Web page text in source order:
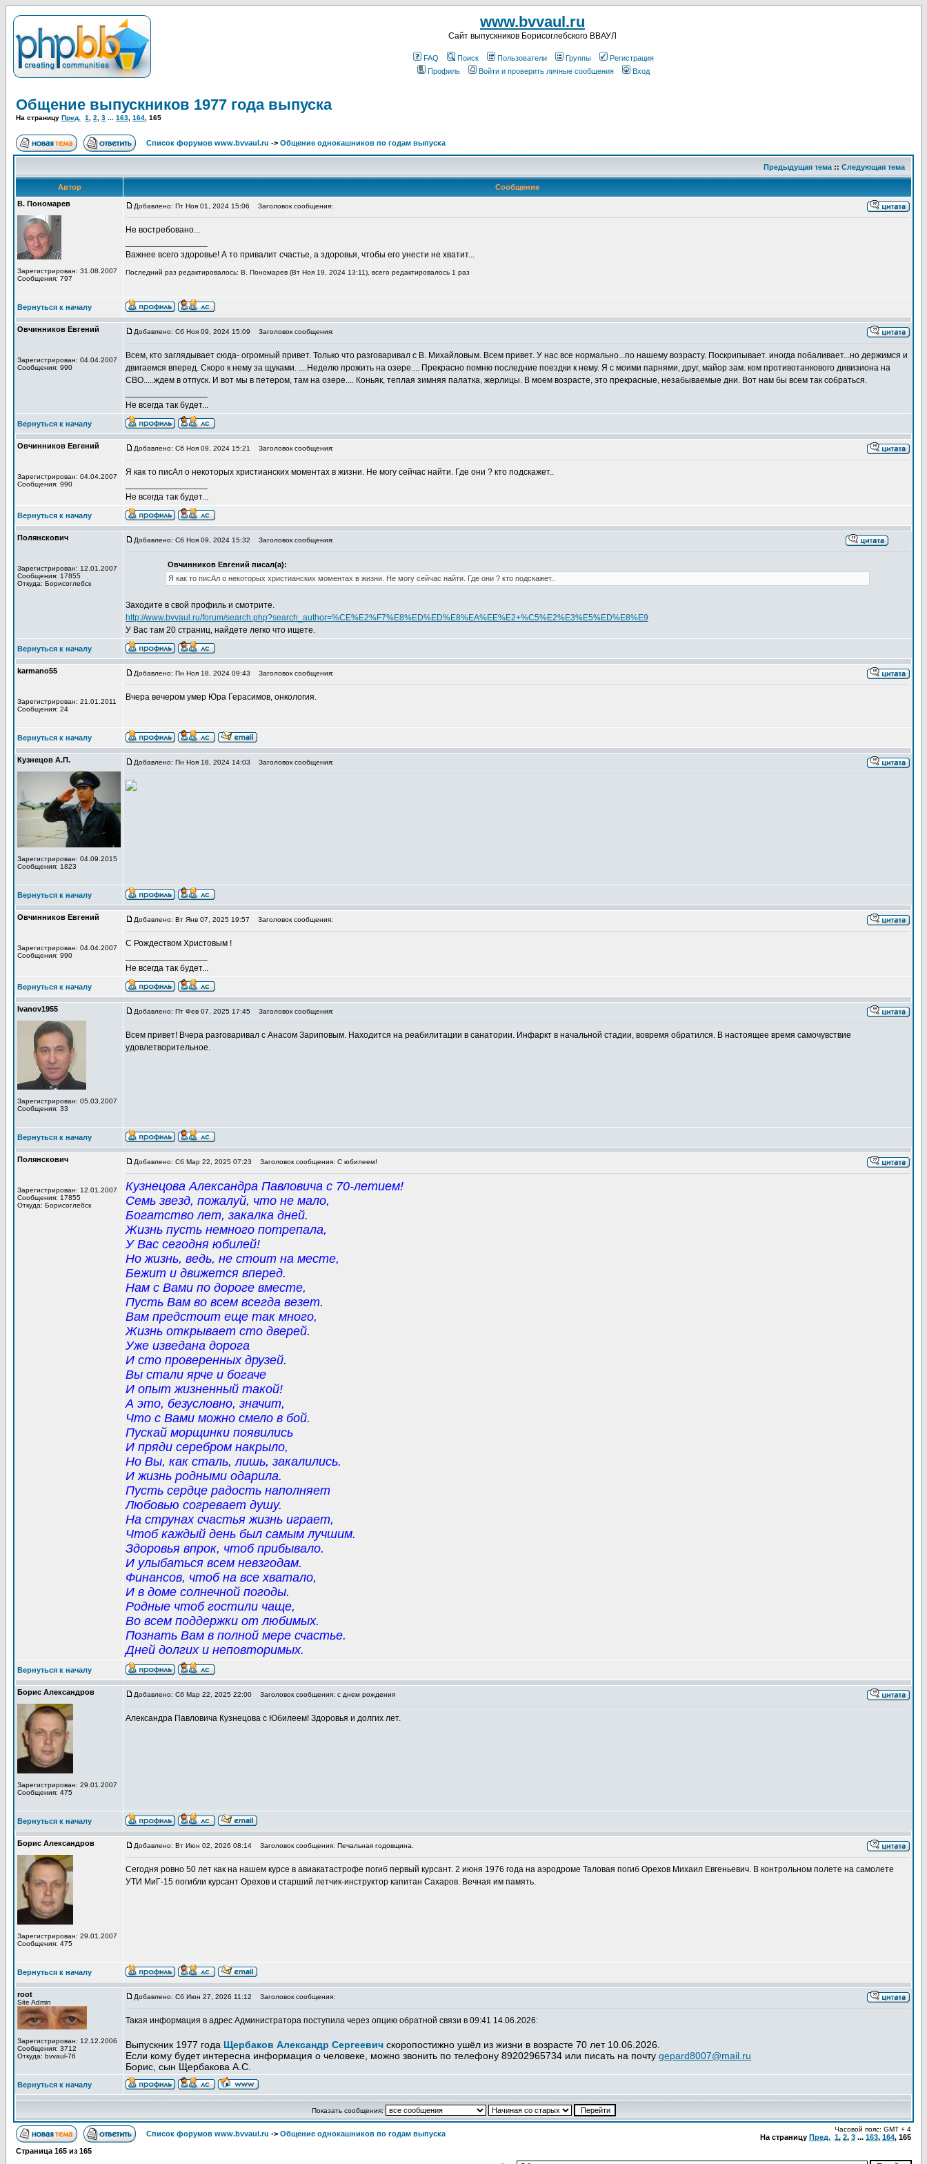
www.bvvaul.ru
Cайт выпускников Борисоглебского ВВАУЛ
FAQ Поиск Пользователи Группы
Регистрация
Профиль
Войти и проверить личные сообщения Вход
Общение выпускников 1977 года выпуска
На страницу Пред. 1 2 3 163 164 165
Список форумов www.bvvaul.ru -> Общение однокашников по годам выпуска
Предыдущая тема :: Следующая тема
Автор
Сообщение
В. Пономарев
Зарегистрирован: 31.08.2007
Сообщения: 797
Добавлено: Пт Ноя 01, 2024 15:06 Заголовок сообщения:
Не востребовано...
Важнее всего здоровье! А то привалит счастье, а здоровья, чтобы его унести не хватит...
Последний раз редактировалось: В. Пономарев (Вт Ноя 19, 2024 13:11), всего редактировалось 1 раз
Вернуться к началу
Овчинников Евгений
Зарегистрирован: 04.04.2007
Сообщения: 990
Добавлено: Сб Ноя 09, 2024 15:09 Заголовок сообщения:
Всем, кто заглядывает сюда- огромный привет. Только что разговаривал с В. Михайловым. Всем привет. У нас все нормально...по нашему возрасту. Поскрипывает. иногда побаливает...но держимся и
двигаемся вперед. Скоро к нему за щуками. ....Неделю прожить на озере.... Прекрасно помню последние поездки к нему. Я с моими парнями, друг, майор зам. ком противотанкового дивизиона на
СВО.....ждем в отпуск. И вот мы в петером, там на озере.... Коньяк, теплая зимняя палатка, жерлицы. В моем возрасте, это прекрасные, незабываемые дни. Вот нам бы всем так собраться.
Не всегда так будет...
Вернуться к началу
Овчинников Евгений
Зарегистрирован: 04.04.2007
Сообщения: 990
Добавлено: Сб Ноя 09, 2024 15:21 Заголовок сообщения:
Я как то писАл о некоторых христианских моментах в жизни. Не могу сейчас найти. Где они ? кто подскажет..
Не всегда так будет...
Вернуться к началу
Полянскович
Зарегистрирован: 12.01.2007
Сообщения: 17855
Откуда: Борисоглебск
Добавлено: Сб Ноя 09, 2024 15:32 Заголовок сообщения:
Овчинников Евгений писал(а):
Я как то писАл о некоторых христианских моментах в жизни. Не могу сейчас найти. Где они ? кто подскажет..
Заходите в свой профиль и смотрите.
http://www.bvvaul.ru/forum/search.php?search_author=%CE%E2%F7%E8%ED%ED%E8%EA%EE%E2+%C5%E2%E3%E5%ED%E8%E9
У Вас там 20 страниц, найдете легко что ищете.
Вернуться к началу
karmano55
Зарегистрирован: 21.01.2011
Сообщения: 24
Добавлено: Пн Ноя 18, 2024 09:43 Заголовок сообщения:
Вчера вечером умер Юра Герасимов, онкология.
Вернуться к началу
Кузнецов А.П.
Зарегистрирован: 04.09.2015
Сообщения: 1823
Добавлено: Пн Ноя 18, 2024 14:03 Заголовок сообщения:
Вернуться к началу
Овчинников Евгений
Зарегистрирован: 04.04.2007
Сообщения: 990
Добавлено: Вт Янв 07, 2025 19:57 Заголовок сообщения:
С Рождеством Христовым !
Не всегда так будет...
Вернуться к началу
Ivanov1955
Зарегистрирован: 05.03.2007
Сообщения: 33
Добавлено: Пт Фев 07, 2025 17:45 Заголовок сообщения:
Всем привет! Вчера разговаривал с Анасом Зариповым. Находится на реабилитации в санатории. Инфаркт в начальной стадии, вовремя обратился. В настоящее время самочувствие
удовлетворительное.
Вернуться к началу
Полянскович
Зарегистрирован: 12.01.2007
Сообщения: 17855
Откуда: Борисоглебск
Добавлено: Сб Мар 22, 2025 07:23 Заголовок сообщения: С юбилеем!
Кузнецова Александра Павловича с 70-летием!
Семь звезд, пожалуй, что не мало,
Богатство лет, закалка дней.
Жизнь пусть немного потрепала,
У Вас сегодня юбилей!
Но жизнь, ведь, не стоит на месте,
Бежит и движется вперед.
Нам с Вами по дороге вместе,
Пусть Вам во всем всегда везет.
Вам предстоит еще так много,
Жизнь открывает сто дверей.
Уже изведана дорога
И сто проверенных друзей.
Вы стали ярче и богаче
И опыт жизненный такой!
А это, безусловно, значит,
Что с Вами можно смело в бой.
Пускай морщинки появились
И пряди серебром накрыло,
Но Вы, как сталь, лишь, закалились.
И жизнь родными одарила.
Пусть сердце радость наполняет
Любовью согревает душу.
На струнах счастья жизнь играет,
Чтоб каждый день был самым лучшим.
Здоровья впрок, чтоб прибывало.
И улыбаться всем невзгодам.
Финансов, чтоб на все хватало,
И в доме солнечной погоды.
Родные чтоб гостили чаще,
Во всем поддержки от любимых.
Познать Вам в полной мере счастье.
Дней долгих и неповторимых.
Вернуться к началу
Борис Александров
Зарегистрирован: 29.01.2007
Сообщения: 475
Добавлено: Сб Мар 22, 2025 22:00 Заголовок сообщения: с днем рождения
Александра Павловича Кузнецова с Юбилеем! Здоровья и долгих лет.
Вернуться к началу
Борис Александров
Зарегистрирован: 29.01.2007
Сообщения: 475
Добавлено: Вт Июн 02, 2026 08:14 Заголовок сообщения: Печальная годовщина.
Сегодня ровно 50 лет как на нашем курсе в авиакатастрофе погиб первый курсант. 2 июня 1976 года на аэродроме Таловая погиб Орехов Михаил Евгеньевич. В контрольном полете на самолете
УТИ МиГ-15 погибли курсант Орехов и старший летчик-инструктор капитан Сахаров. Вечная им память.
Вернуться к началу
root
Site Admin
Зарегистрирован: 12.12.2006
Сообщения: 3712
Откуда: bvvaul-76
Добавлено: Сб Июн 27, 2026 11:12 Заголовок сообщения:
Такая информация в адрес Администратора поступила через опцию обратной связи в 09:41 14.06.2026:
Выпускник 1977 года Щербаков Александр Сергеевич скоропостижно ушёл из жизни в возрасте 70 лет 10.06.2026.
Если кому будет интересна информация о человеке, можно звонить по телефону 89202965734 или писать на почту gepard8007@mail.ru
Борис, сын Щербакова А.С.
Вернуться к началу
Показать сообщения:
Список форумов www.bvvaul.ru -> Общение однокашников по годам выпуска
Часовой пояс: GMT + 4
На страницу Пред. 1, 2, 3 ... 163, 164, 165
Страница 165 из 165